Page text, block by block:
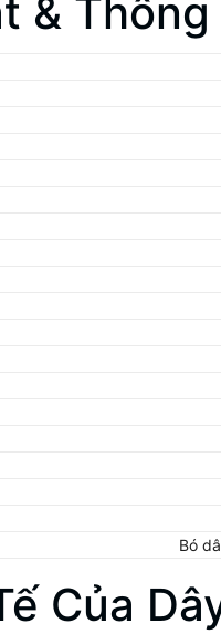
& Thông
Bó
Của